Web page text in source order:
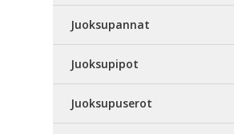
Juoksupannat
Juoksupipot
Juoksupuserot